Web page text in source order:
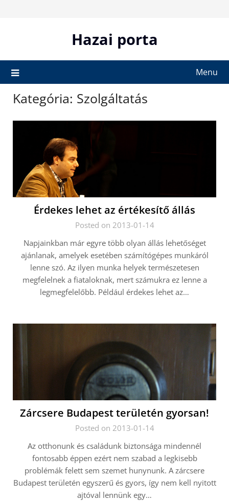
Hazai porta
Menu
Kategória: Szolgáltatás
Érdekes lehet az értékesítő állás
Posted on 2013-01-14
Napjainkban már egyre több olyan állás lehetőséget
ajánlanak, amelyek esetében számítógépes munkáról
lenne szó. Az ilyen munka helyek természetesen
megfelelnek a fiataloknak, mert számukra ez lenne a
legmegfelelőbb. Például érdekes lehet az…
Zárcsere Budapest területén gyorsan!
Posted on 2013-01-14
Az otthonunk és családunk biztonsága mindennél
fontosabb éppen ezért nem szabad a legkisebb
problémák felett sem szemet hunynunk. A zárcsere
Budapest területén egyszerű és gyors, így nem kell nyitott
ajtóval lennünk egy…